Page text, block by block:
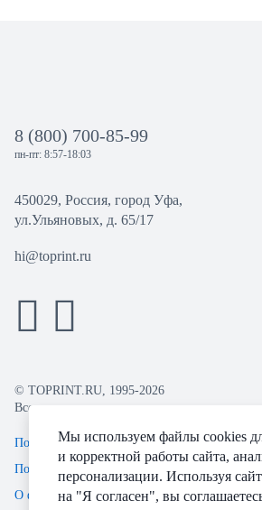
8 (800) 700-85-99
пн-пт: 8:57-18:03
450029, Россия, город Уфа,
ул.Ульяновых, д. 65/17
hi@toprint.ru
© TOPRINT.RU, 1995-2026
Все права защищены.
Политика конфиденциальности
Пользовательское соглашение
О файлах Cookie
Мы используем файлы cookies
и корректной работы сайта,
персонализации. Используя
на "Я согласен", вы